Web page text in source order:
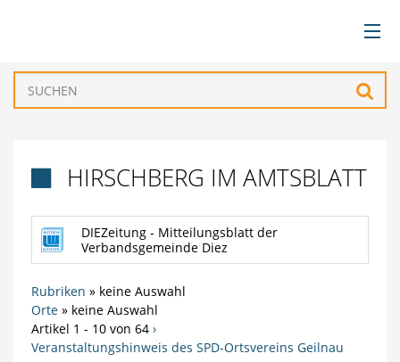
BÜRGERSERVICE
GEMEINDEN
TOURISMUS & FREIZEIT
WIRTSCHAFT
HIRSCHBERG IM AMTSBLATT
DIEZeitung - Mitteilungsblatt der
Verbandsgemeinde Diez
Rubriken » keine Auswahl
Orte» keine Auswahl
Artikel 1 - 10 von 64›
Veranstaltungshinweis des SPD-Ortsvereins Geilnau